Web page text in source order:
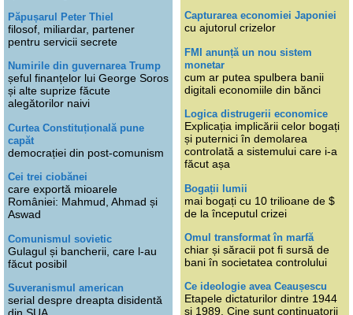
Păpușarul Peter Thiel
filosof, miliardar, partener
pentru servicii secrete
Numirile din guvernarea Trump
șeful finanțelor lui George Soros
și alte suprize făcute
alegătorilor naivi
Curtea Constituțională pune
capăt
democrației din post-comunism
Cei trei ciobănei
care exportă mioarele
României: Mahmud, Ahmad și
Aswad
Comunismul sovietic
Gulagul și bancherii, care l-au
făcut posibil
Suveranismul american
serial despre dreapta disidentă
Capturarea economiei Japoniei
cu ajutorul crizelor
FMI anunță un nou sistem
monetar
cum ar putea spulbera banii
digitali economiile din bănci
Logica distrugerii economice
Explicația implicării celor bogați
și puternici în demolarea
controlată a sistemului care i-a
făcut așa
Bogații lumii
mai bogați cu 10 trilioane de $
de la începutul crizei
Omul transformat în marfă
chiar și săracii pot fi sursă de
bani în societatea controlului
Ce ideologie avea Ceaușescu
Etapele dictaturilor dintre 1944
și 1989. Cine sunt continuatorii